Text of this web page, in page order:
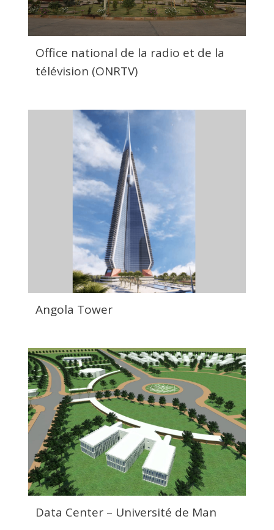
Office national de la radio et de la
télévision (ONRTV)
Angola Tower
Data Center – Université de Man